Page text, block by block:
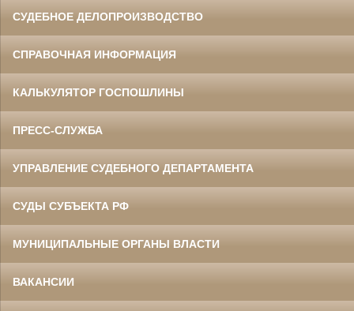
СУДЕБНОЕ ДЕЛОПРОИЗВОДСТВО
СПРАВОЧНАЯ ИНФОРМАЦИЯ
КАЛЬКУЛЯТОР ГОСПОШЛИНЫ
ПРЕСС-СЛУЖБА
УПРАВЛЕНИЕ СУДЕБНОГО ДЕПАРТАМЕНТА
СУДЫ СУБЪЕКТА РФ
МУНИЦИПАЛЬНЫЕ ОРГАНЫ ВЛАСТИ
ВАКАНСИИ